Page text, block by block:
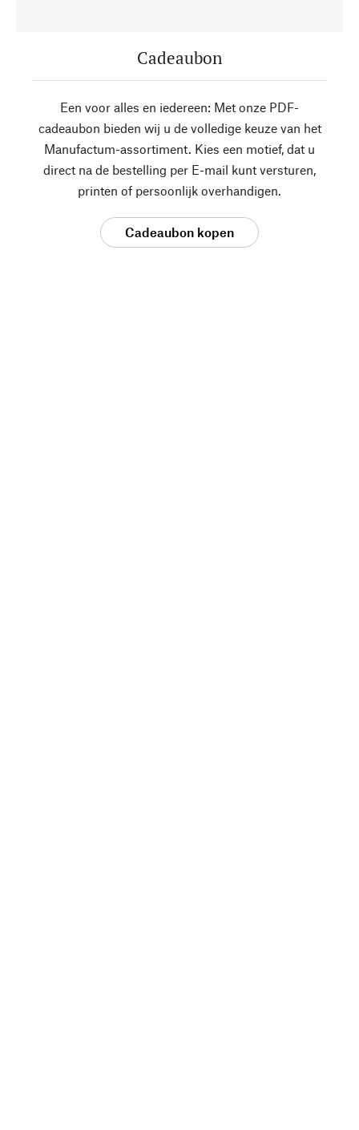
Cadeaubon
Een voor alles en iedereen: Met onze PDF-
cadeaubon bieden wij u de volledige keuze van het
Manufactum-assortiment. Kies een motief, dat u
direct na de bestelling per E-mail kunt versturen,
printen of persoonlijk overhandigen.
Cadeaubon kopen